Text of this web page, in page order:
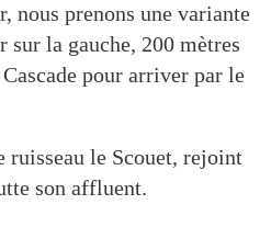
nous prenons une variante
la gauche, 200 mètres
pour arriver par le
le Scouet, rejoint
son affluent.